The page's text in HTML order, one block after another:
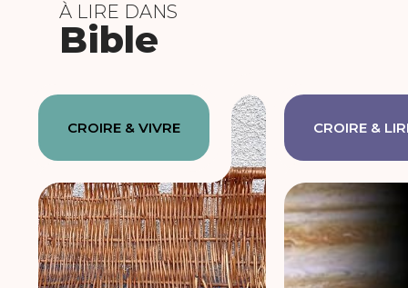
À LIRE DANS
Bible
CROIRE & VIVRE CROIRE &